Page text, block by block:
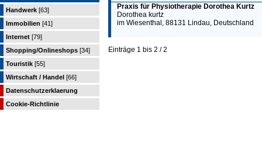
Handwerk [63]
Immobilien [41]
Internet [79]
Shopping/Onlineshops [34]
Touristik [55]
Wirtschaft / Handel [66]
Datenschutzerklaerung
Cookie-Richtlinie
Praxis für Physiotherapie Dorothea Kurtz
Dorothea kurtz
im Wiesenthal, 88131 Lindau, Deutschland
Einträge 1 bis 2 / 2